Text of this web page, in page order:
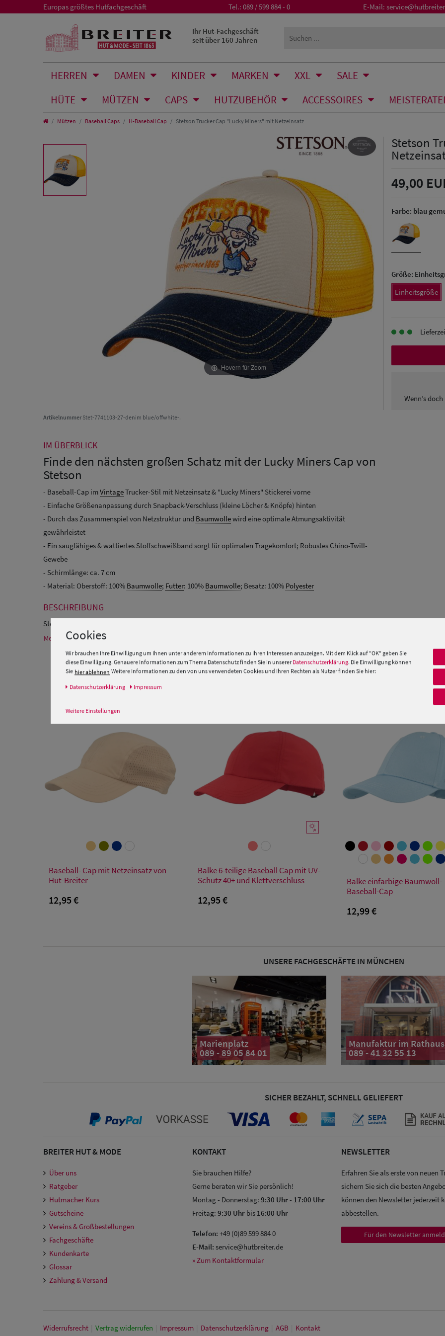
Europas größtes Hutfachgeschäft Tel.: 089 / 599 884 - 0 E-Mail:
Ihr Hut-Fachgeschäft
seit über 160 Jahren
HERREN DAMEN KINDER MARKEN XXL
SALE
HÜTE
MÜTZEN CAPS HUTZUBEHÖR ACCESSOIRES
Mützen Baseball Caps H-Baseball Cap Stetson Trucker Cap "Lucky Miners" mit Netzeinsatz
Hovern für Zoom
ArtikelnummerStet-7741103-27-denim blue/offwhite-.
Stetson
49,00
Farbe: blau
Größe:
Einheitsgröße
Wenn’s
IM ÜBERBLICK
Finde den nächsten großen Schatz mit der Lucky Miners Cap von
Stetson
- Baseball-Cap imVintageTrucker-Stil mit Netzeinsatz & "Lucky Miners" Stickerei vorne
- Einfache Größenanpassung durch Snapback-Verschluss (kleine Löcher & Knöpfe) hinten
- Durch das Zusammenspiel von Netzstruktur und Baumwollewird eine optimale Atmungsaktivität
gewährleistet
- Ein saugfähiges & wattiertes Stoffschweißband sorgt für optimalen Tragekomfort; Robustes Chino-Twill-
Gewebe
- Schirmlänge: ca. 7 cm
- Material: Oberstoff: 100% Baumwolle; Futter: 100% Baumwolle; Besatz: 100% Polyester
BESCHREIBUNG
Stetson Trucker Cap "Lucky Miners" mit Netzeinsatz
Mehr Informationen zum Hersteller und EU Verantwortlichen »
Baseball- Cap mit Netzeinsatz von
Hut-Breiter
12,95 €
Einheitsgröße
Balke 6-teilige Baseball Cap mit UV-
Schutz 40+ und Klettverschluss
12,95 €
Einheitsgröße
Balke einfarbige Baumwoll-
Baseball-Cap
12,99 €
UNSERE FACHGESCHÄFTE IN MÜNCHEN
Marienplatz
089 - 89 05 84 01
Manufaktur im Rathaus
089 - 41 32 55 13
SICHER BEZAHLT, SCHNELL GELIEFERT
BREITER HUT & MODE
Über uns
Ratgeber
Hutmacher Kurs
Gutscheine
Vereins & Großbestellungen
Fachgeschäfte
Kundenkarte
Glossar
Zahlung & Versand
KONTAKT
Sie brauchen Hilfe?
Gerne beraten wir Sie persönlich!
Montag - Donnerstag: 9:30 Uhr- 17:00 Uhr
Freitag: 9:30 Uhr bis 16:00 Uhr
Telefon: +49 (0)89 599 884 0
E-Mail: service@hutbreiter.de
» Zum Kontaktformular
NEWSLETTER
Erfahren Sie als erste von neuen
sichern Sie sich die besten
können den Newsletter jederzeit
abbestellen.
Für den Newsletter
Widerrufs­recht Vertrag widerrufen Impressum Daten­schutz­erklärung AGB Kontakt
Cookies
Wir brauchen Ihre Einwilligung um Ihnen unter anderem Informationen zu Ihren Interessen anzuzeigen. Mit dem Klick auf "OK" geben Sie
diese Einwilligung. Genauere Informationen zum Thema Datenschutz finden Sie in unserer Datenschutzerklärung. Die Einwilligung können
Sie hier ablehnen Weitere Informationen zu den von uns verwendeten Cookies und Ihren Rechten als Nutzer finden Sie hier:
Daten­schutz­erklärung Impressum
Weitere Einstellungen